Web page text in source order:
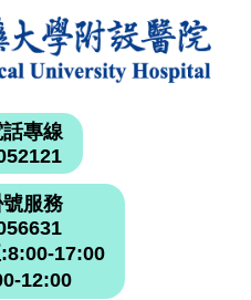
專線
號服務
17:00
12:00